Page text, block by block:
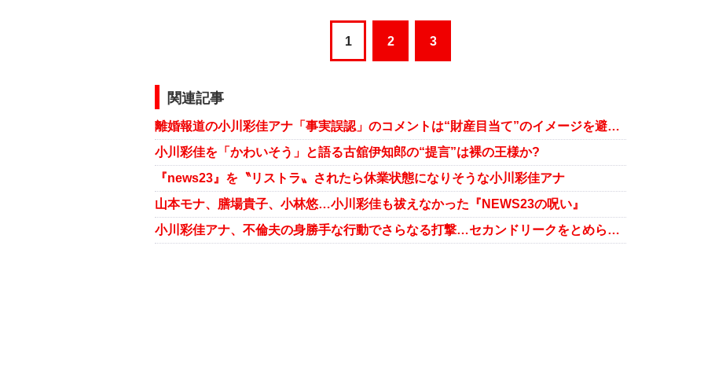
1 2 3
関連記事
離婚報道の小川彩佳アナ「事実誤認」のコメントは“財産目当て”のイメージを避けるため？
小川彩佳を「かわいそう」と語る古舘伊知郎の“提言”は裸の王様か?
『news23』を〝リストラ〟されたら休業状態になりそうな小川彩佳アナ
山本モナ、膳場貴子、小林悠…小川彩佳も祓えなかった『NEWS23の呪い』
小川彩佳アナ、不倫夫の身勝手な行動でさらなる打撃…セカンドリークをとめられなかった？